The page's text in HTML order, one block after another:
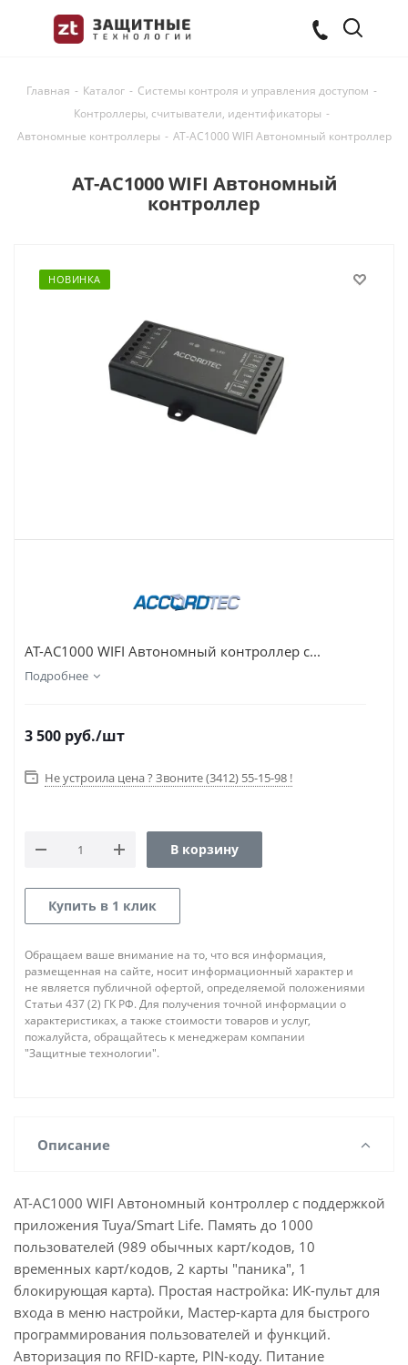
Главная - Каталог - Системы контроля и управления доступом -
Контроллеры, считыватели, идентификаторы -
Автономные контроллеры - AT-AC1000 WIFI Автономный контроллер
AT-AC1000 WIFI Автономный
контроллер
НОВИНКА
AT-AC1000 WIFI Автономный контроллер с...
Подробнее
3 500 руб./шт
Не устроила цена ? Звоните (3412) 55-15-98 !
В корзину
Купить в 1 клик
Обращаем ваше внимание на то, что вся информация,
размещенная на сайте, носит информационный характер и
не является публичной офертой, определяемой положениями
Статьи 437 (2) ГК РФ. Для получения точной информации о
характеристиках, а также стоимости товаров и услуг,
пожалуйста, обращайтесь к менеджерам компании
"Защитные технологии".
Описание
AT-AC1000 WIFI Автономный контроллер с поддержкой
приложения Tuya/Smart Life. Память до 1000
пользователей (989 обычных карт/кодов, 10
временных карт/кодов, 2 карты "паника", 1
блокирующая карта). Простая настройка: ИК-пульт для
входа в меню настройки, Мастер-карта для быстрого
программирования пользователей и функций.
Авторизация по RFID-карте, PIN-коду. Питание